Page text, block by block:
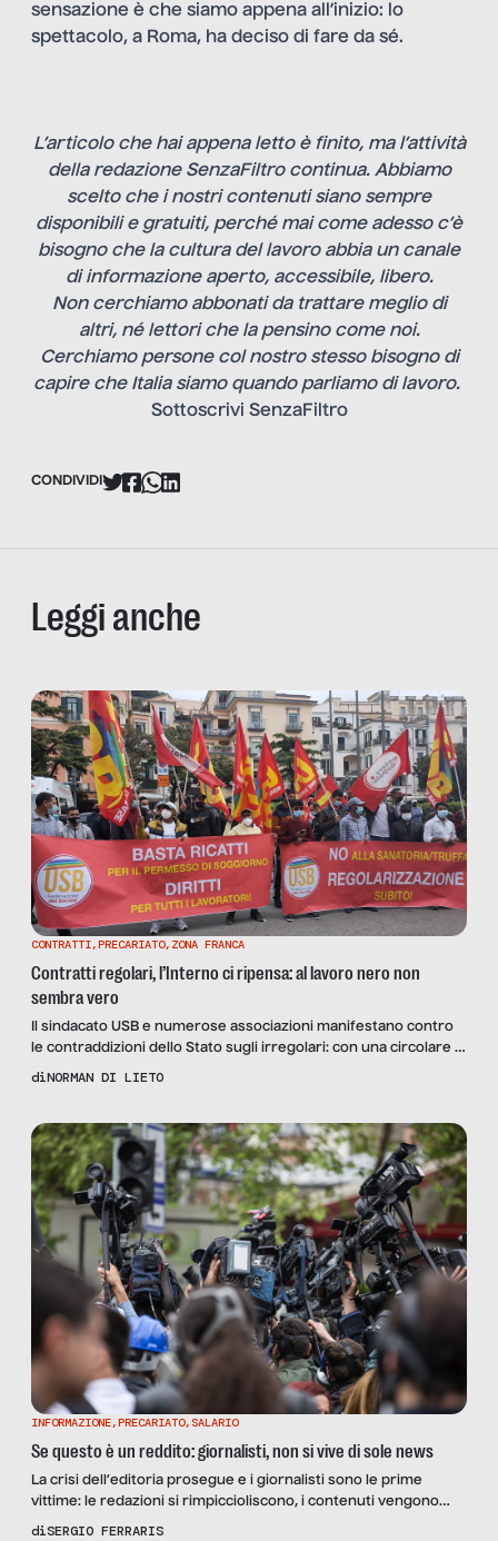
sensazione è che siamo appena all’inizio: lo
spettacolo, a Roma, ha deciso di fare da sé.
L’articolo che hai appena letto è finito, ma l’attività
della redazione SenzaFiltro continua. Abbiamo
scelto che i nostri contenuti siano sempre
disponibili e gratuiti, perché mai come adesso c’è
bisogno che la cultura del lavoro abbia un canale
di informazione aperto, accessibile, libero.
Non cerchiamo abbonati da trattare meglio di
altri, né lettori che la pensino come noi.
Cerchiamo persone col nostro stesso bisogno di
capire che Italia siamo quando parliamo di lavoro.
Sottoscrivi SenzaFiltro
CONDIVIDI
Leggi anche
CONTRATTI,PRECARIATO, ZONA FRANCA
Contratti regolari, l’Interno ci ripensa: al lavoro nero non
sembra vero
Il sindacato USB e numerose associazioni manifestano contro
le contraddizioni dello Stato sugli irregolari: con una circolare il
Viminale scatena il caos e si rimangia i decreti 34 e 130 del
diNORMAN DI LIETO
INFORMAZIONE,PRECARIATO, SALARIO
Se questo è un reddito: giornalisti, non si vive di sole news
La crisi dell’editoria prosegue e i giornalisti sono le prime
vittime: le redazioni si rimpiccioliscono, i contenuti vengono
pagati meno, e i grandi gruppi editoriali ricorrono ai
diSERGIO FERRARIS